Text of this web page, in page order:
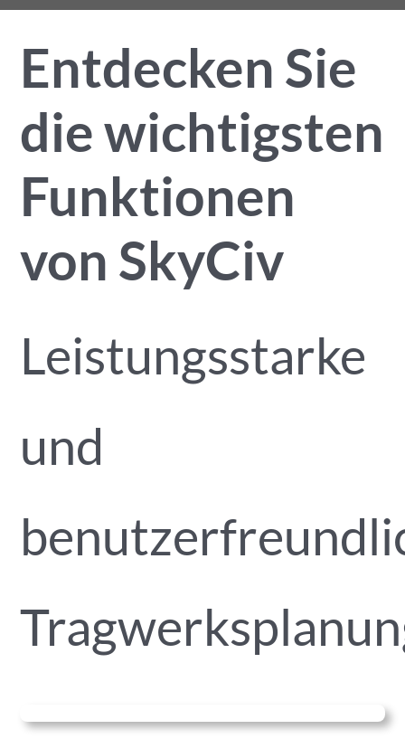
Entdecken Sie
die wichtigsten
Funktionen
von SkyCiv
Leistungsstarke
und